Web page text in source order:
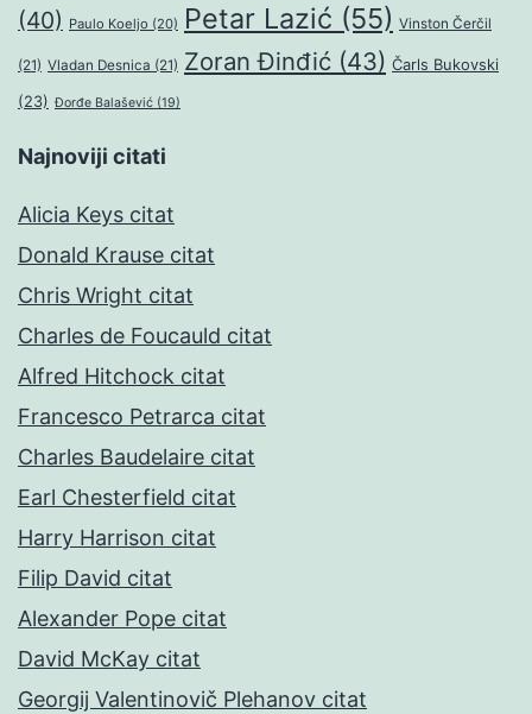
(40) Paulo Koeljo (20) Petar Lazić (55) Vinston Čerčil
(21) Vladan Desnica (21) Zoran Đinđić (43) Čarls Bukovski
(23) Đorđe Balašević (19)
Najnoviji citati
Alicia Keys citat
Donald Krause citat
Chris Wright citat
Charles de Foucauld citat
Alfred Hitchock citat
Francesco Petrarca citat
Charles Baudelaire citat
Earl Chesterfield citat
Harry Harrison citat
Filip David citat
Alexander Pope citat
David McKay citat
Georgij Valentinovič Plehanov citat